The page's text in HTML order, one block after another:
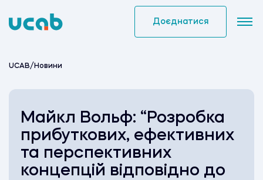
to
Доєднатися
UCAB/ Новини
Майкл Вольф: “Розробка
прибуткових, ефективних
та перспективних
концепцій відповідно до